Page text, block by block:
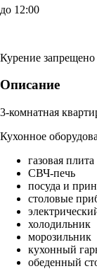
до 12:00
Курение запрещено
Описание
3-комнатная
Кухонное
газовая плита
СВЧ-печь
посуда и
столовые
холодильник
морозильник
кухонный
обеденный